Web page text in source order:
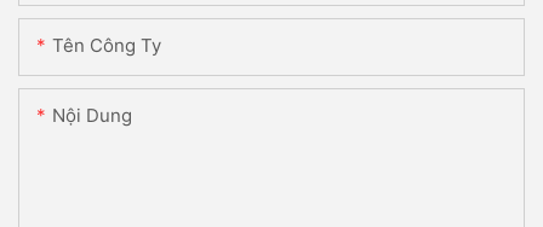
Tên Công Ty
Nội Dung